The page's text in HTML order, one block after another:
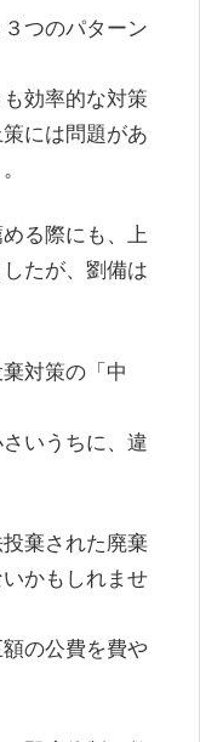
つのパターン
効率的な対策
には問題があ
る際にも、上
たが、劉備は
対策の「中
いうちに、違
棄された廃棄
かもしれませ
の公費を費や